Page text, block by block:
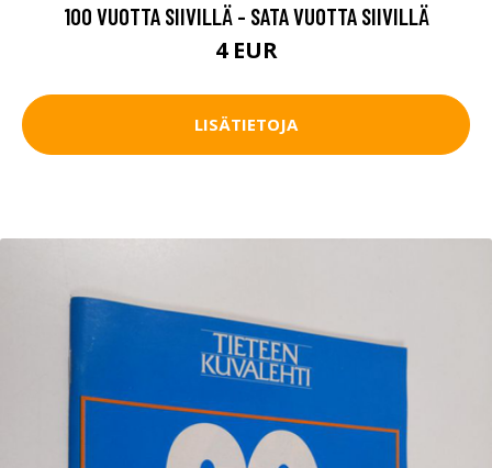
100 VUOTTA SIIVILLÄ - SATA VUOTTA SIIVILLÄ
4 EUR
LISÄTIETOJA